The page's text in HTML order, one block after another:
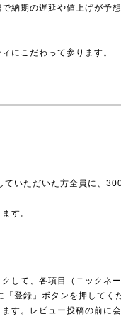
納期の遅延や値上げが予
にこだわって参ります。
いただいた方全員に、
す。
して、各項目（ニックネ
登録」ボタンを押してく
す。レビュー投稿の前に